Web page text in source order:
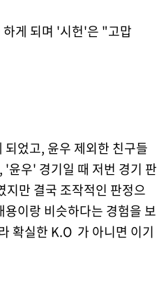
게 되며 '시헌'은 "고맙
었고, 윤우 제외한 친구들
'윤우' 경기일 때 저번 경기 판
만 결국 조작적인 판정으
이랑 비슷하다는 경험을 보
확실한 K.O 가 아니면 이기